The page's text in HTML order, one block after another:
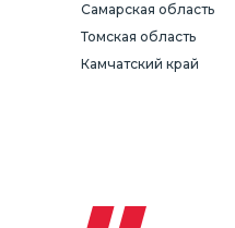
Самарская область
Томская область
Камчатский край